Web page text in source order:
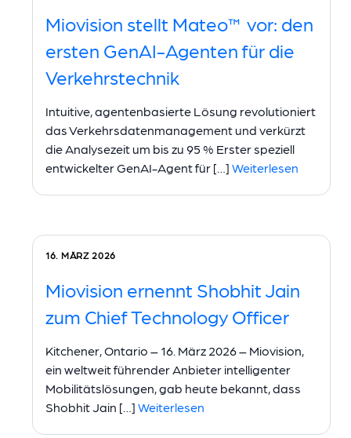
Miovision stellt Mateo™ vor: den
ersten GenAI-Agenten für die
Verkehrstechnik
Intuitive, agentenbasierte Lösung revolutioniert
das Verkehrsdatenmanagement und verkürzt
die Analysezeit um bis zu 95 % Erster speziell
entwickelter GenAI-Agent für […] Weiterlesen
16. MÄRZ 2026
Miovision ernennt Shobhit Jain
zum Chief Technology Officer
Kitchener, Ontario – 16. März 2026 – Miovision,
ein weltweit führender Anbieter intelligenter
Mobilitätslösungen, gab heute bekannt, dass
Shobhit Jain […] Weiterlesen